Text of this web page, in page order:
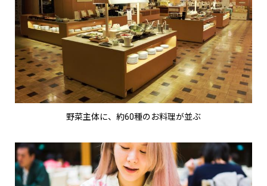
野菜主体に、約60種のお料理が並ぶ